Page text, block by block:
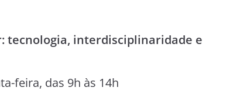
:tecnologia, interdisciplinaridade e
feira, das 9h às 14h